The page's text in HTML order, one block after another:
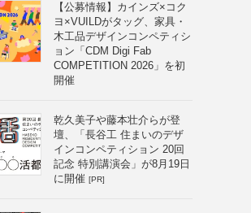
【公募情報】カインズ×コク
ヨ×VUILDがタッグ、家具・
木工品デザインコンペティシ
ョン「CDM Digi Fab
COMPETITION 2026」を初
開催
乾久美子や藤本壮介らが登
壇、「長谷工 住まいのデザ
インコンペティション 20回
記念 特別講演会」が8月19日
に開催 [PR]